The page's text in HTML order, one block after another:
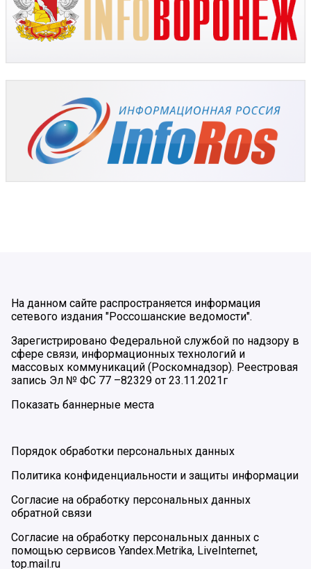
На данном сайте распространяется информация
сетевого издания "Россошанские ведомости".
Зарегистрировано Федеральной службой по надзору в
сфере связи, информационных технологий и
массовых коммуникаций (Роскомнадзор). Реестровая
запись Эл № ФС 77 –82329 от 23.11.2021г
Показать баннерные места
Порядок обработки персональных данных
Политика конфиденциальности и защиты информации
Согласие на обработку персональных данных
обратной связи
Согласие на обработку персональных данных с
помощью сервисов Yandex.Metrika, LiveInternet,
top.mail.ru